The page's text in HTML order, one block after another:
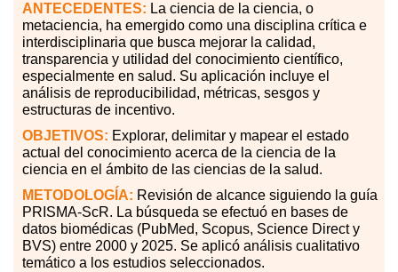
ANTECEDENTES: La ciencia de la ciencia, o
metaciencia, ha emergido como una disciplina crítica e
interdisciplinaria que busca mejorar la calidad,
transparencia y utilidad del conocimiento científico,
especialmente en salud. Su aplicación incluye el
análisis de reproducibilidad, métricas, sesgos y
estructuras de incentivo.
OBJETIVOS: Explorar, delimitar y mapear el estado
actual del conocimiento acerca de la ciencia de la
ciencia en el ámbito de las ciencias de la salud.
METODOLOGÍA: Revisión de alcance siguiendo la guía
PRISMA-ScR. La búsqueda se efectuó en bases de
datos biomédicas (PubMed, Scopus, Science Direct y
BVS) entre 2000 y 2025. Se aplicó análisis cualitativo
temático a los estudios seleccionados.